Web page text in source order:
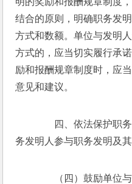
结合的原则，明确职务发
方式和数额。单位与发明
方式的，应当切实履行承
励和报酬规章制度时，应
意见和建议。
四、依法保护职务
务发明人参与职务发明及
（四）鼓励单位与